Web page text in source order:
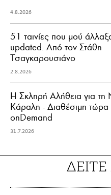
4.8.2026
51 ταινίες που μού
updated. Aπό τον Στάθη
Τσαγκαρουσιάνο
2.8.2026
Η Σκληρή Αλήθεια για τη
Κάραλη - Διαθέσιμη
onDemand
31.7.2026